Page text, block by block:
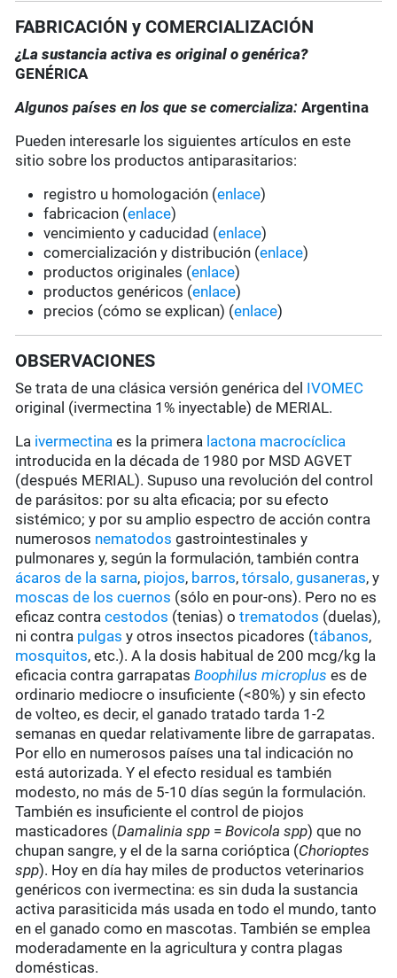
FABRICACIÓN y COMERCIALIZACIÓN
¿La sustancia activa es original o genérica?
GENÉRICA
Algunos países en los que se comercializa:Argentina
Pueden interesarle los siguientes artículos en este
sitio sobre los productos antiparasitarios:
registro u homologación (enlace)
fabricacion (enlace)
vencimiento y caducidad (enlace)
comercialización y distribución (enlace)
productos originales (enlace)
productos genéricos (enlace)
precios (cómo se explican) (enlace)
OBSERVACIONES
Se trata de una clásica versión genérica del IVOMEC
original (ivermectina 1% inyectable) de MERIAL.
La ivermectina es la primera lactona macrocíclica
introducida en la década de 1980 por MSD AGVET
(después MERIAL). Supuso una revolución del control
de parásitos: por su alta eficacia; por su efecto
sistémico; y por su amplio espectro de acción contra
numerosos nematodos gastrointestinales y
pulmonares y, según la formulación, también contra
ácaros de la sarna, piojos, barros,tórsalo,gusaneras, y
moscas de los cuernos (sólo en pour-ons). Pero no es
eficaz contracestodos (tenias) otrematodos (duelas),
ni contra pulgas y otros insectos picadores (tábanos,
mosquitos, etc.). A la dosis habitual de 200 mcg/kg la
eficacia contra garrapatasBoophilus microplus es de
ordinario mediocre o insuficiente (<80%) y sin efecto
de volteo, es decir, el ganado tratado tarda 1-2
semanas en quedar relativamente libre de garrapatas.
Por ello en numerosos países una tal indicación no
está autorizada. Y el efecto residual es también
modesto, no más de 5-10 días según la formulación.
También es insuficiente el control de piojos
masticadores (Damalinia spp =Bovicola spp) que no
chupan sangre, y el de la sarna corióptica (Chorioptes
spp). Hoy en día hay miles de productos veterinarios
genéricos con ivermectina: es sin duda la sustancia
activa parasiticida más usada en todo el mundo, tanto
en el ganado como en mascotas. También se emplea
moderadamente en la agricultura y contra plagas
domésticas.